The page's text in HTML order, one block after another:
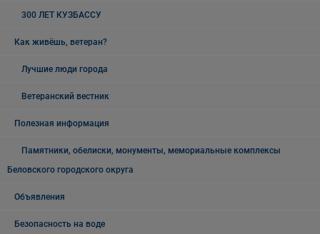
300 ЛЕТ КУЗБАССУ
Как живёшь, ветеран?
Лучшие люди города
Ветеранский вестник
Полезная информация
Памятники, обелиски, монументы, мемориальные комплексы
Беловского городского округа
Объявления
Безопасность на воде